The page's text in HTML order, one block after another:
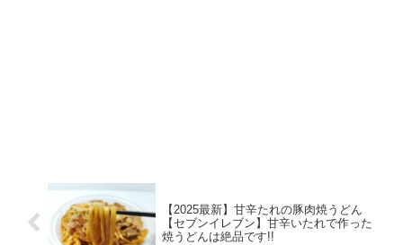
【2025最新】甘辛たれの豚肉焼うどん
【セブンイレブン】甘辛いたれで作った
焼うどんは絶品です!!